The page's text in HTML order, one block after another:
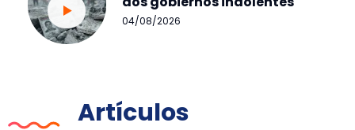
04/08/2026
Artículos